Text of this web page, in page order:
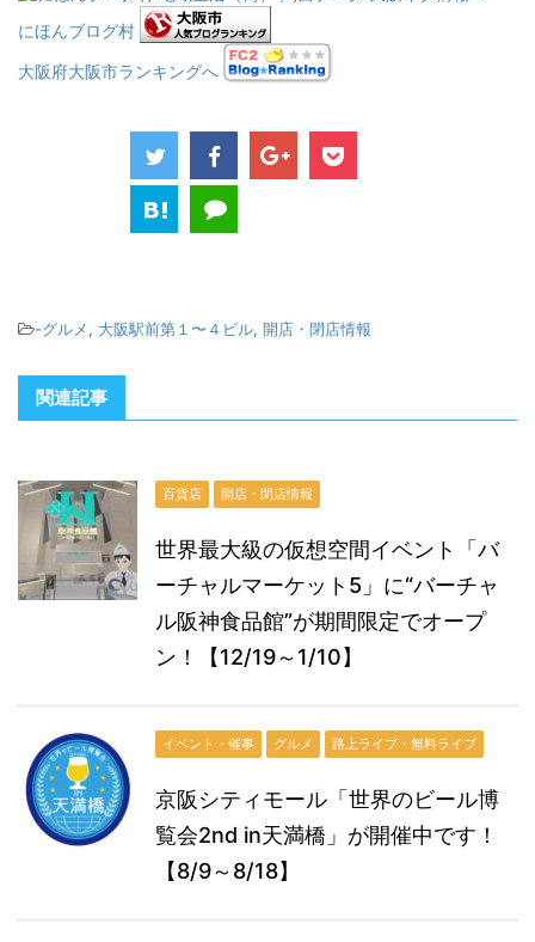
にほんブログ村
大阪府大阪市ランキングへ
-グルメ, 大阪駅前第１〜４ビル, 開店・閉店情報
関連記事
百貨店 開店・閉店情報
世界最大級の仮想空間イベント「バ
ーチャルマーケット5」に“バーチャ
ル阪神食品館”が期間限定でオープ
ン！【12/19～1/10】
イベント・催事 グルメ 路上ライブ・無料ライブ
京阪シティモール「世界のビール博
覧会2nd in天満橋」が開催中です！
【8/9～8/18】